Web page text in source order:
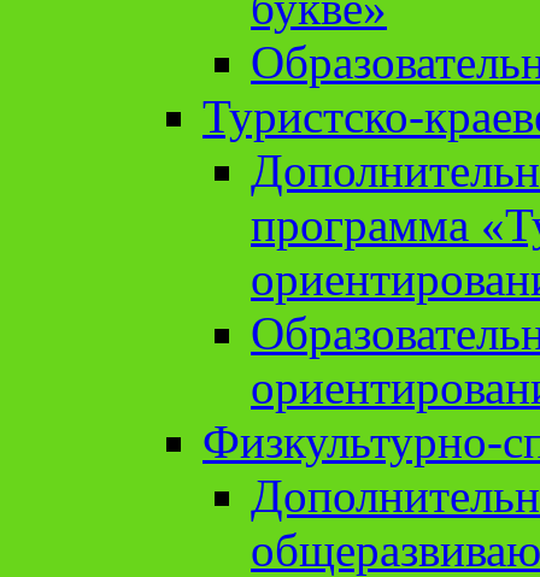
Туристско-
программа
Физкультурно-